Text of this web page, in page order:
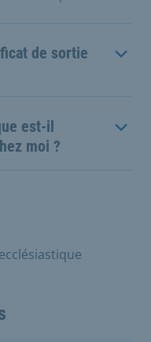
de sortie
est-il
moi ?